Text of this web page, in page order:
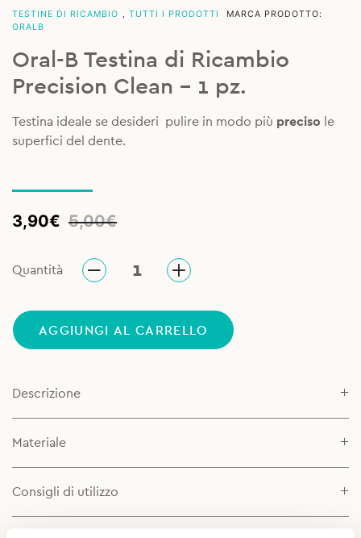
TESTINE DI RICAMBIO TUTTI I PRODOTTI
MARCA PRODOTTO:
ORALB
Oral-B Testina di Ricambio
Precision Clean – 1 pz.
Testina ideale se desideri pulire in modo più preciso le
superfici del dente.
5,00€
Original
5,00€.
3,90€
Current
3,90€.
Quantità
AGGIUNGI AL CARRELLO
Descrizione
Materiale
Consigli di utilizzo